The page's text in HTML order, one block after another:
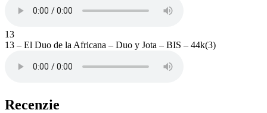
13
13 – El Duo de la Africana – Duo y Jota – BIS – 44k(3)
Recenzie